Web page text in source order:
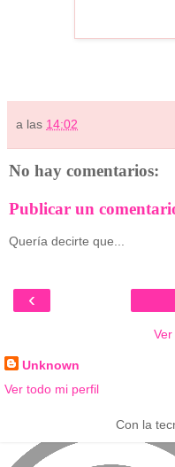
a las 14:02
No hay comentarios:
Publicar un
Quería decirte que...
‹
Unknown
Ver todo mi perfil
Con la